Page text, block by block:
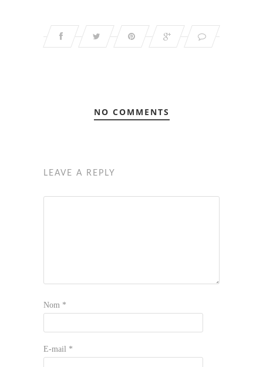
NO COMMENTS
LEAVE A REPLY
Nom *
E-mail *